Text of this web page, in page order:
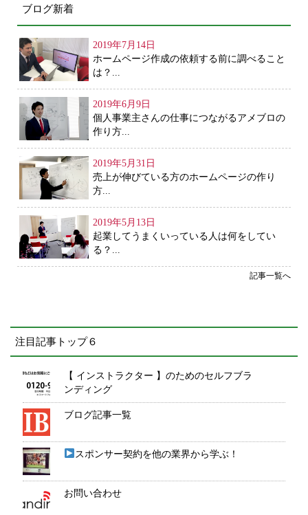
ブログ新着
2019年7月14日
ホームページ作成の依頼する前に調べること
は？...
2019年6月9日
個人事業主さんの仕事につながるアメブロの
作り方...
2019年5月31日
売上が伸びている方のホームページの作り
方...
2019年5月13日
起業してうまくいっている人は何をしてい
る？...
記事一覧へ
注目記事トップ６
【 インストラクター 】のためのセルフブラ
ンディング
ブログ記事一覧
スポンサー契約を他の業界から学ぶ！
お問い合わせ